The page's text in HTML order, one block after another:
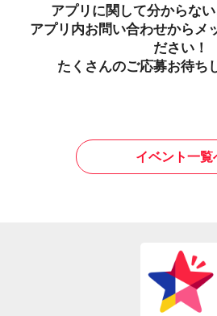
アプリに関して分からない
アプリ内お問い合わせからメ
ださい！
たくさんのご応募お待ち
イベント一覧